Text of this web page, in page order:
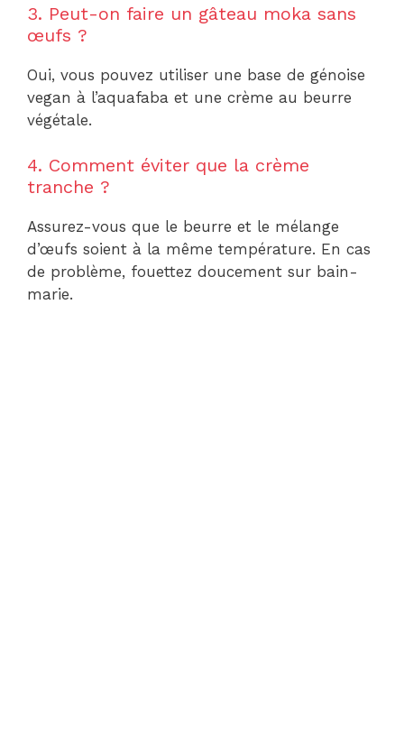
3. Peut-on faire un gâteau moka sans
œufs ?
Oui, vous pouvez utiliser une base de génoise
vegan à l’aquafaba et une crème au beurre
végétale.
4. Comment éviter que la crème
tranche ?
Assurez-vous que le beurre et le mélange
d’œufs soient à la même température. En cas
de problème, fouettez doucement sur bain-
marie.